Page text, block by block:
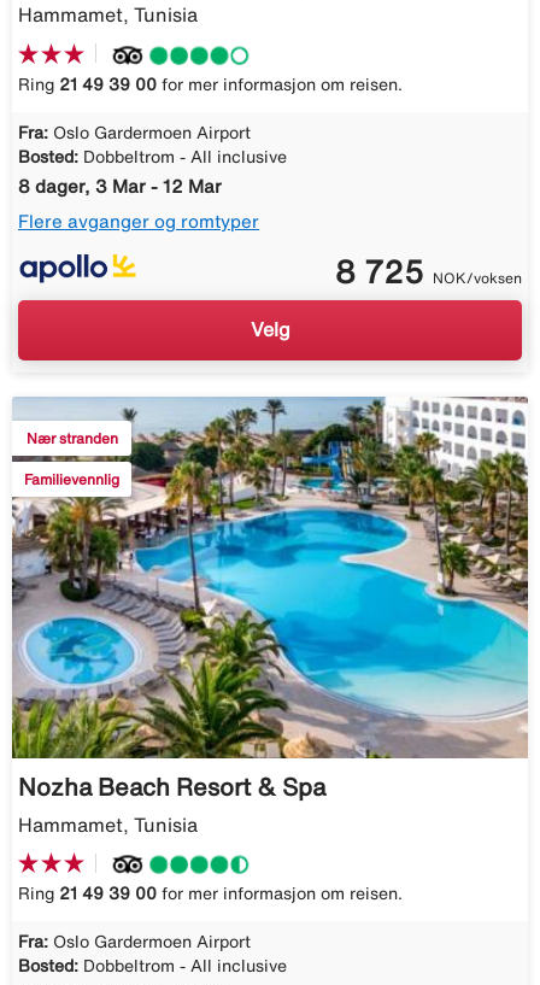
Hammamet, Tunisia
Ring 21 49 39 00 for mer informasjon om reisen.
Fra: Oslo Gardermoen Airport
Bosted: Dobbeltrom - All inclusive
8 dager, 3 Mar - 12 Mar
Flere avganger og romtyper
8 725 NOK/voksen
Velg
Nær stranden
Familievennlig
Nozha Beach Resort & Spa
Hammamet, Tunisia
Ring 21 49 39 00 for mer informasjon om reisen.
Fra: Oslo Gardermoen Airport
Bosted: Dobbeltrom - All inclusive